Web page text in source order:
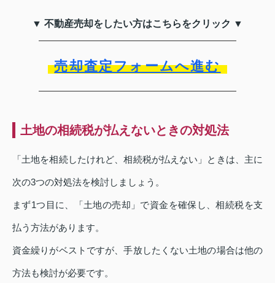
▼ 不動産売却をしたい方はこちらをクリック ▼
売却査定フォームへ進む
土地の相続税が払えないときの対処法
「土地を相続したけれど、相続税が払えない」ときは、主に
次の3つの対処法を検討しましょう。
まず1つ目に、「土地の売却」で資金を確保し、相続税を支
払う方法があります。
資金繰りがベストですが、手放したくない土地の場合は他の
方法も検討が必要です。